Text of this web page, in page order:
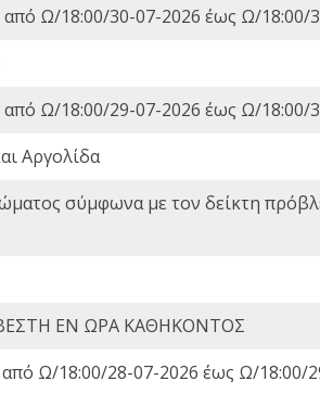
από Ω/18:00/30-07-2026 έως Ω/18:00/
από Ω/18:00/29-07-2026 έως Ω/18:00/
Αργολίδα
σύμφωνα με τον δείκτη
ΕΝ ΩΡΑ ΚΑΘΗΚΟΝΤΟΣ
από Ω/18:00/28-07-2026 έως Ω/18:00/